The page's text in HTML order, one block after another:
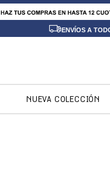
ENVÍOS A
NUEVA COLECCIÓN